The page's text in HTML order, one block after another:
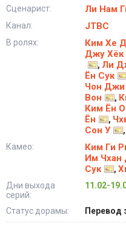
Сценарист:
Ли Нам
Канал:
JTBC
В ролях: Ким Хе
Джу Хёк
, Ли
Ён Сук
Чон Джи
Вон
,
Ким Ён
Ён
,
Сон У
,
Камео: Ким Ги
Им Чхан
Сук
,
Дни выхода
серий:
11.02-
Статус дорамы: Перевод